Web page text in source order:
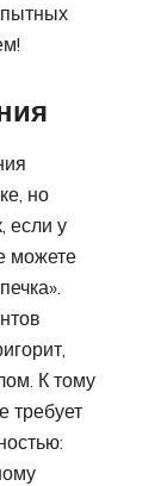
но
если у
можете
К тому
требует